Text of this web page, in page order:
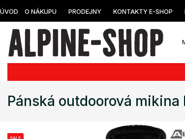
ÚVOD O NÁKUPU PRODEJNY KONTAKTY E-SHOP
Pánská outdoorová mikina